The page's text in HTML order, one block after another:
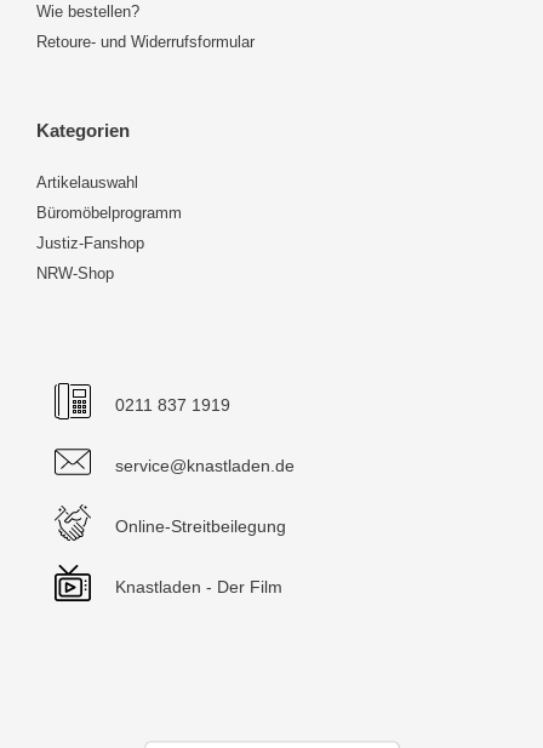
Wie bestellen?
Retoure- und Widerrufsformular
Kategorien
Artikelauswahl
Büromöbelprogramm
Justiz-Fanshop
NRW-Shop
0211 837 1919
service@knastladen.de
Online-Streitbeilegung
Knastladen - Der Film